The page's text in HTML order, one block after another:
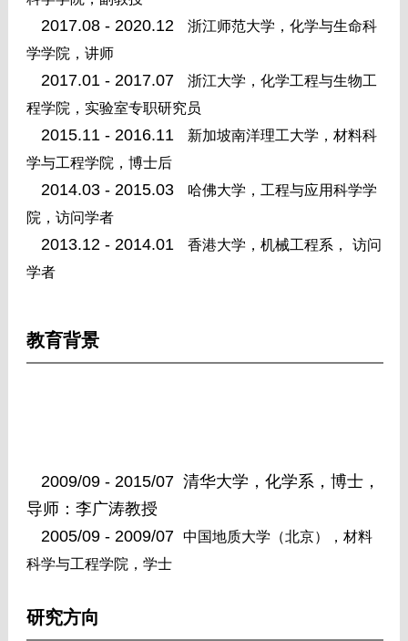
2017.08 - 2020.12 浙江师范大学，化学与生命科
学学院，讲师
2017.01 - 2017.07 浙江大学，化学工程与生物工
程学院，实验室专职研究员
2015.11 - 2016.11
新加坡南洋理工大学，材料科
学与工程学院，博士后
2014.03 - 2015.03
哈佛大学，工程与应用科学学
院，访问学者
2013.12 - 2014.01 香港大学，机械工程系，
访问
学者
教育背景
2009/09 - 2015/07 清华大学，化学系，博士，
导师：李广涛教授
2005/09 - 2009/07 中国地质大学（北京），材料
科学与工程学院，学士
研究方向